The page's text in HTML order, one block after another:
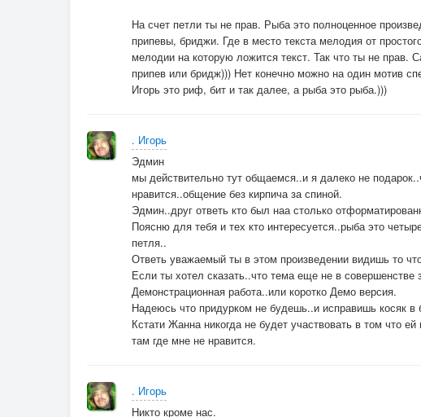
На счет петли ты не прав. Рыба это полноценное
припевы, бриджи. Где в место текста мелодия от
мелодии на которую ложится текст. Так что ты не прав.
припев или бридж))) Нет конечно можно на один мотив
Игорь это риф, бит и так далее, а рыба это рыба.)))
. Игорь
Эдмин
мы действительно тут общаемся..и я далеко не
нравится..общение без кирпича за спиной.
Эдмин..друг ответь кто был наа столько
Поясню для тебя и тех кто интересуется..рыба это
петля..
Ответь уважаемый ты в этом произведении видишь то
Если ты хотел сказать..что тема еще не в совершенстве
Демонстрационная работа..или коротко Демо версия.
Надеюсь что придурком не будешь..и исправишь косяк в
Кстати Жанна никогда не будет участвовать в том что
там где мне не нравится.
. Игорь
Никто кроме нас.